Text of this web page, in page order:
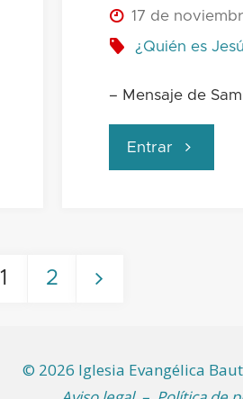
17 de
¿Quién es
– Mensaje de
Entrar "Dios
1 2
© 2026 Iglesia Evangélica